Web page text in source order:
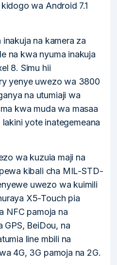
wa Android 7.1
na kamera za
na kwa nyuma inakuja
8. Simu hii
yenye uwezo wa 3800
na utumiaji wa
kwa muda wa masaa
yote inategemeana
wa kuzuia maji na
kibali cha MIL-STD-
uwezo wa kuimili
X5-Touch pia
NFC pamoja na
GPS, BeiDou, na
line mbili na
4G, 3G pamoja na 2G.